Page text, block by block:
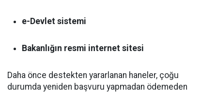
e-Devlet sistemi
Bakanlığın resmi internet sitesi
Daha önce destekten yararlanan haneler, çoğu
durumda yeniden başvuru yapmadan ödemeden